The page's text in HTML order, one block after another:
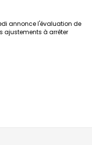
annonce l'évaluation de
ajustements à arrêter